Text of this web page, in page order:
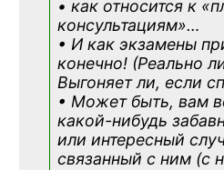
• как относится к
консультациям»…
• И как экзамены
конечно! (Реально
Выгоняет ли, если
• Может быть, вам
какой-нибудь
или интересный
связанный с ним (с